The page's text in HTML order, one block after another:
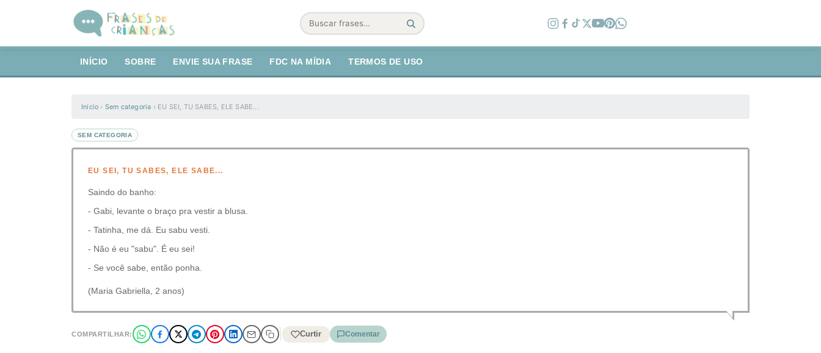
Buscar
INÍCIO SOBRE ENVIE SUA FRASE FDC NA MÍDIA TERMOS DE USO
Início › Sem categoria › EU SEI, TU SABES, ELE SABE...
SEM CATEGORIA
EU SEI, TU SABES, ELE SABE...
Saindo do banho:
- Gabi, levante o braço pra vestir a blusa.
- Tatinha, me dá. Eu sabu vesti.
- Não é eu "sabu". É eu sei!
- Se você sabe, então ponha.
(Maria Gabriella, 2 anos)
COMPARTILHAR: Curtir Comentar